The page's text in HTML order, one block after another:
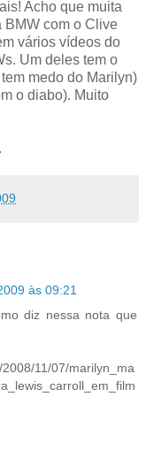
Acho que muita
BMW com o Clive
vários vídeos do
Um deles tem o
medo do Marilyn)
o diabo). Muito
às 09:21
diz nessa nota que
11/07/marilyn_ma